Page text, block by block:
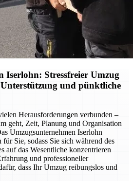
Iserlohn: Stressfreier Umzug
und pünktliche
Herausforderungen verbunden –
geht, Zeit, Planung und Organisation
Umzugsunternehmen Iserlohn
Sie, sodass Sie sich während des
auf das Wesentliche konzentrieren
und professioneller
dass Ihr Umzug reibungslos und